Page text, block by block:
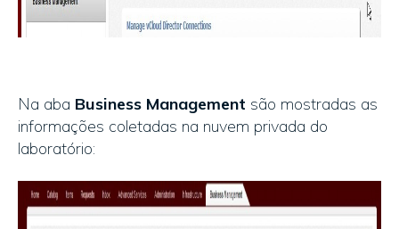
Na aba Business Management são mostradas as
informações coletadas na nuvem privada do
laboratório: